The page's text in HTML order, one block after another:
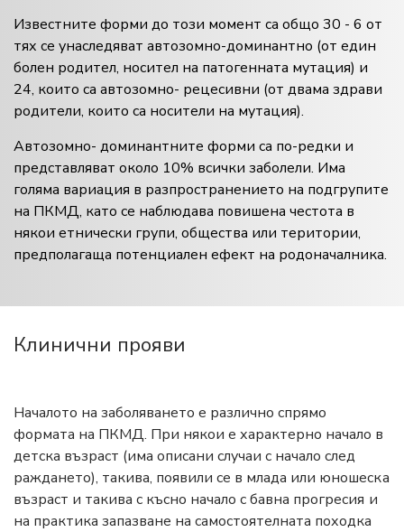
Известните форми до този момент са общо 30 - 6 от
тях се унаследяват автозомно-доминантно (от един
болен родител, носител на патогенната мутация) и
24, които са автозомно- рецесивни (от двама здрави
родители, които са носители на мутация).
Автозомно- доминантните форми са по-редки и
представляват около 10% всички заболели. Има
голяма вариация в разпространението на подгрупите
на ПКМД, като се наблюдава повишена честота в
някои етнически групи, общества или територии,
предполагаща потенциален ефект на родоначалника.
Клинични прояви
Началото на заболяването е различно спрямо
формата на ПКМД. При някои е характерно начало в
детска възраст (има описани случаи с начало след
раждането), такива, появили се в млада или юношеска
възраст и такива с късно начало с бавна прогресия и
на практика запазване на самостоятелната походка